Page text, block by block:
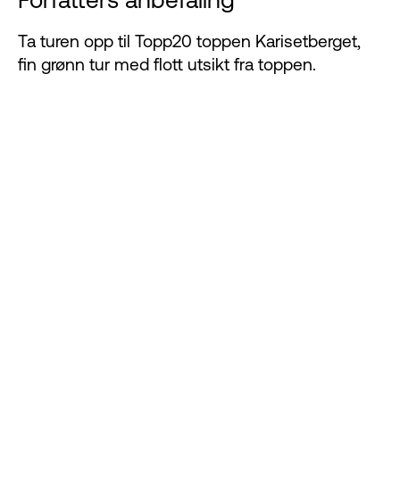
Ta turen opp til Topp20 toppen Karisetberget,
fin grønn tur med flott utsikt fra toppen.